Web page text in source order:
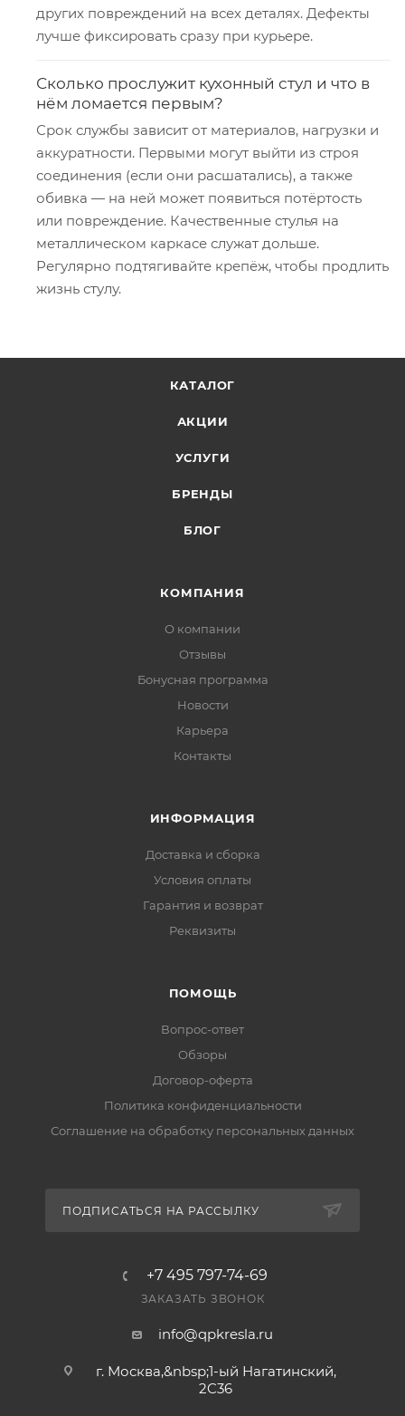
других повреждений на всех деталях. Дефекты
лучше фиксировать сразу при курьере.
Сколько прослужит кухонный стул и что в
нём ломается первым?
Срок службы зависит от материалов, нагрузки и
аккуратности. Первыми могут выйти из строя
соединения (если они расшатались), а также
обивка — на ней может появиться потёртость
или повреждение. Качественные стулья на
металлическом каркасе служат дольше.
Регулярно подтягивайте крепёж, чтобы продлить
жизнь стулу.
КАТАЛОГ
АКЦИИ
УСЛУГИ
БРЕНДЫ
БЛОГ
КОМПАНИЯ
О компании
Отзывы
Бонусная программа
Новости
Карьера
Контакты
ИНФОРМАЦИЯ
Доставка и сборка
Условия оплаты
Гарантия и возврат
Реквизиты
ПОМОЩЬ
Вопрос-ответ
Обзоры
Договор-оферта
Политика конфиденциальности
Соглашение на обработку персональных данных
ПОДПИСАТЬСЯ НА РАССЫЛКУ
+7 495 797-74-69
ЗАКАЗАТЬ ЗВОНОК
info@qpkresla.ru
г. Москва,&nbsp;1-ый Нагатинский,
2C36